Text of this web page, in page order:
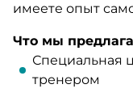
имеете опыт
Что мы
Специальная
тренером